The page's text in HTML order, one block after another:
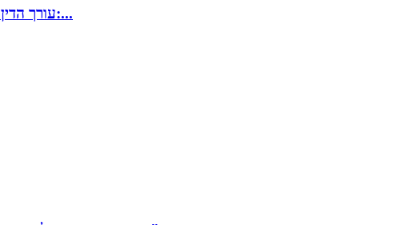
עורך הדין מחזיר 468 אלף שקל לאלמנת הנרצח ומשאיר 117 אצלו:...